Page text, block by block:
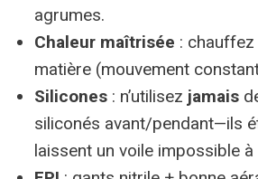
agrumes.
Chaleur maîtrisée :
matière (mouvement
Silicones : n’utilisez jamais
siliconés avant/pendant—ils
laissent un voile impossible